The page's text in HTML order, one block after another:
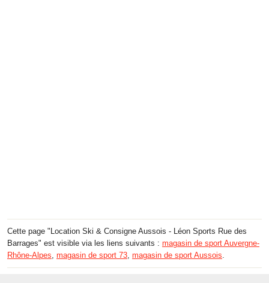
Cette page "Location Ski & Consigne Aussois - Léon Sports Rue des
Barrages" est visible via les liens suivants : magasin de sport Auvergne-
Rhône-Alpes magasin de sport 73 magasin de sport Aussois